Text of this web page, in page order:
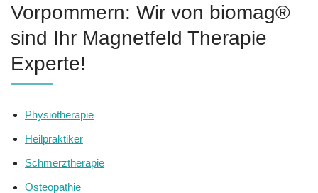
Vorpommern: Wir von biomag®
sind Ihr Magnetfeld Therapie
Experte!
Physiotherapie
Heilpraktiker
Schmerztherapie
Osteopathie